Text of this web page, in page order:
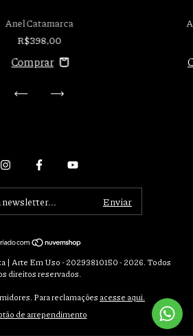
Anel Catamarca
R$398,00
| Arte Em Uso - 20293810150 - 2026. Todos
direitos reservados.
Para reclamações acesse aqui.
de arrependimento